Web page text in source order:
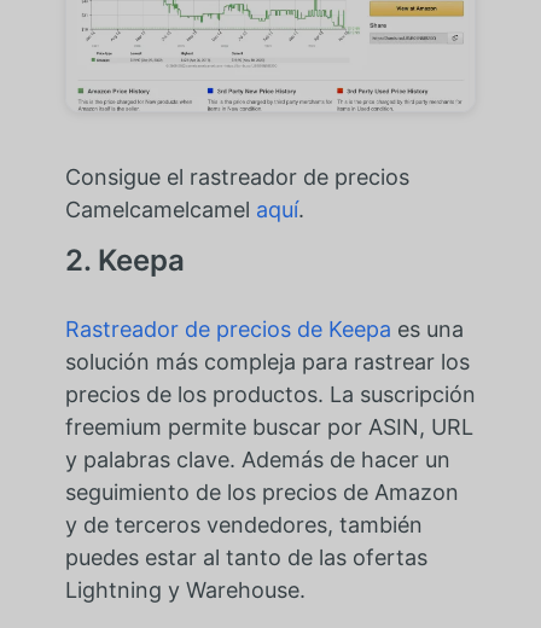
Consigue el rastreador de precios
Camelcamelcamel aquí.
2. Keepa
Rastreador de precios de Keepa es una
solución más compleja para rastrear los
precios de los productos. La suscripción
freemium permite buscar por ASIN, URL
y palabras clave. Además de hacer un
seguimiento de los precios de Amazon
y de terceros vendedores, también
puedes estar al tanto de las ofertas
Lightning y Warehouse.